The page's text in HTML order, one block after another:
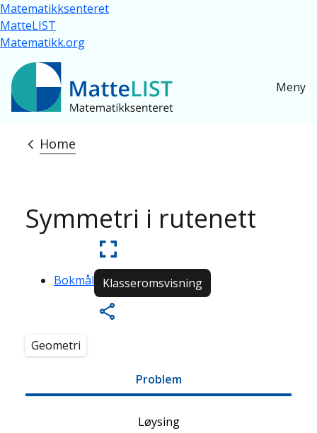
Skip to main content
Matematikksenteret
MatteLIST
Matematikk.org
Meny
Breadcrumb
Home
Symmetri i rutenett
Bokmål Klasseromsvisning
Geometri
Problem
Løysing